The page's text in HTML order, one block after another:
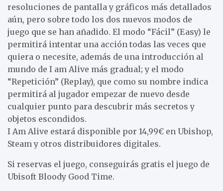
resoluciones de pantalla y gráficos más detallados
aún, pero sobre todo los dos nuevos modos de
juego que se han añadido. El modo “Fácil” (Easy) le
permitirá intentar una acción todas las veces que
quiera o necesite, además de una introducción al
mundo de I am Alive más gradual; y el modo
“Repetición” (Replay), que como su nombre indica
permitirá al jugador empezar de nuevo desde
cualquier punto para descubrir más secretos y
objetos escondidos.
I Am Alive estará disponible por 14,99€ en Ubishop,
Steam y otros distribuidores digitales.
Si reservas el juego, conseguirás gratis el juego de
Ubisoft Bloody Good Time.